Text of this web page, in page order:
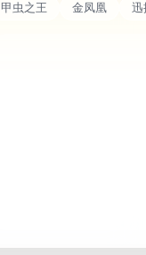
甲虫之王 金凤凰 迅